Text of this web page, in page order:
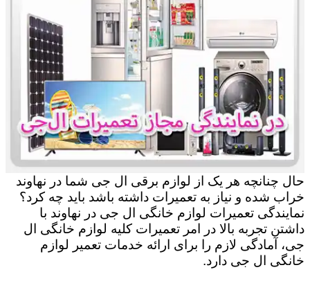
حال چنانچه هر یک از لوازم برقی ال جی شما در نهاوند
خراب شده و نیاز به تعمیرات داشته باشد باید چه کرد؟
نمایندگی تعمیرات لوازم خانگی ال جی در نهاوند با
داشتن تجربه بالا در امر تعمیرات کلیه لوازم خانگی ال
جی، آمادگی لازم را برای ارائه خدمات تعمیر لوازم
خانگی ال جی دارد.